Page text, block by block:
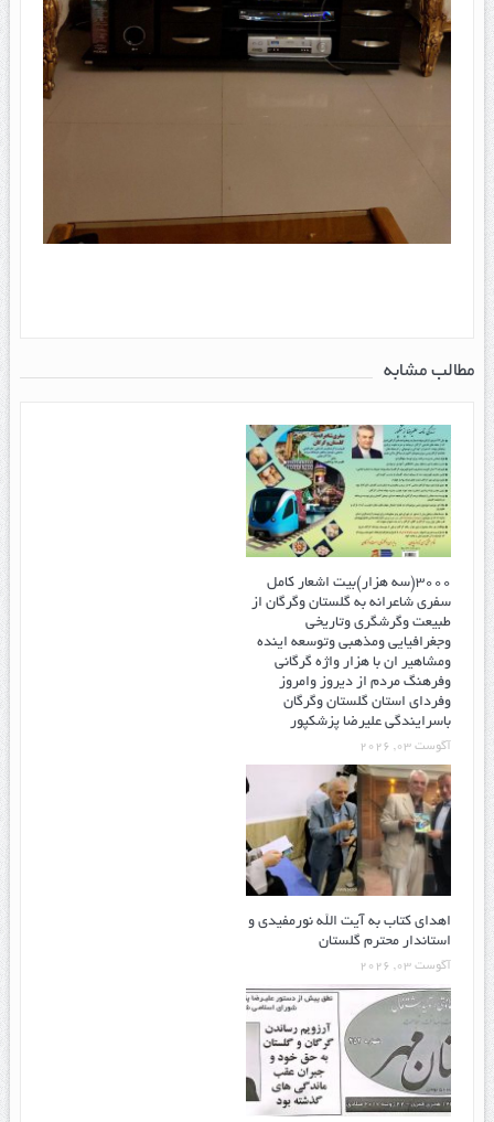
مطالب مشابه
۳۰۰۰(سه هزار)بیت اشعار کامل
سفری شاعرانه به گلستان وگرگان از
طبیعت وگرشگری وتاریخی
وجغرافیایی ومذهبی وتوسعه اینده
ومشاهیر ان با هزار واژه گرگانی
وفرهنگ مردم از دیروز وامروز
وفردای استان گلستان وگرگان
باسرایندگی علیرضا پزشکپور
آگوست 03, 2026
اهدای کتاب به آیت الله نورمفیدی و
استاندار محترم گلستان
آگوست 03, 2026